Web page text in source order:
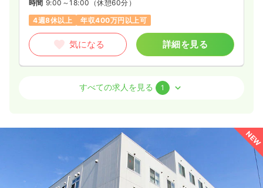
時間 9:00～18:00 （休憩60分）
4週8休以上
年収400万円以上可
気になる 詳細を見る
正・准看護師
9:00～17:00
土日休み
ブランク可 年収300万円以上可
すべての求人を見る 1
NEW